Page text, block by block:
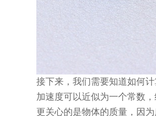
接下来，我们需要知道如何
加速度可以近似为一个常数
更关心的是物体的质量，因